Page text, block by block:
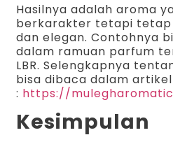
Hasilnya adalah aroma
berkarakter tetapi tetap
dan elegan. Contohnya
dalam ramuan parfum
LBR. Selengkapnya
bisa dibaca dalam
: https://
Kesimpulan